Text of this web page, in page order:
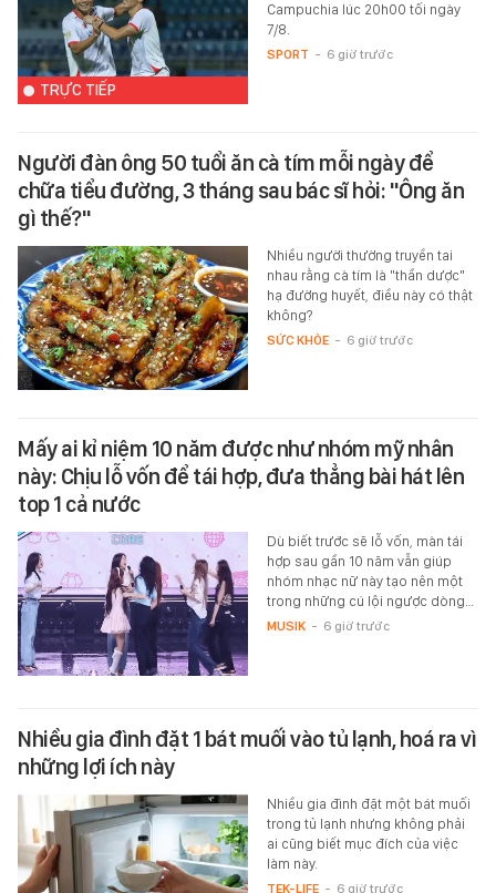
TRỰC TIẾP
Campuchia lúc 20h00 tối ngày
7/8.
SPORT - 6 giờ trước
Người đàn ông 50 tuổi ăn cà tím mỗi ngày để
chữa tiểu đường, 3 tháng sau bác sĩ hỏi: "Ông ăn
gì thế?"
Nhiều người thường truyền tai
nhau rằng cà tím là "thần dược"
hạ đường huyết, điều này có thật
không?
SỨC KHỎE - 6 giờ trước
Mấy ai kỉ niệm 10 năm được như nhóm mỹ nhân
này: Chịu lỗ vốn để tái hợp, đưa thẳng bài hát lên
top 1 cả nước
Dù biết trước sẽ lỗ vốn, màn tái
hợp sau gần 10 năm vẫn giúp
nhóm nhạc nữ này tạo nên một
trong những cú lội ngược dòng…
MUSIK - 6 giờ trước
Nhiều gia đình đặt 1 bát muối vào tủ lạnh, hoá ra vì
những lợi ích này
Nhiều gia đình đặt một bát muối
trong tủ lạnh nhưng không phải
ai cũng biết mục đích của việc
làm này.
TEK-LIFE - 6 giờ trước